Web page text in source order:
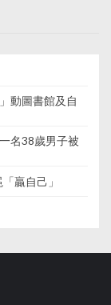
動圖書館及自
名38歲男子被
贏自己」